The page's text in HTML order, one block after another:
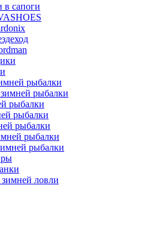
сапоги
рыбалки
рыбалки
рыбалки
рыбалки
рыбалки
рыбалки
рыбалки
ловли